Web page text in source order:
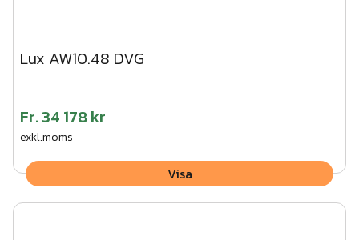
Lux AW10.48 DVG
Fr.34 178 kr
exkl.moms
Visa